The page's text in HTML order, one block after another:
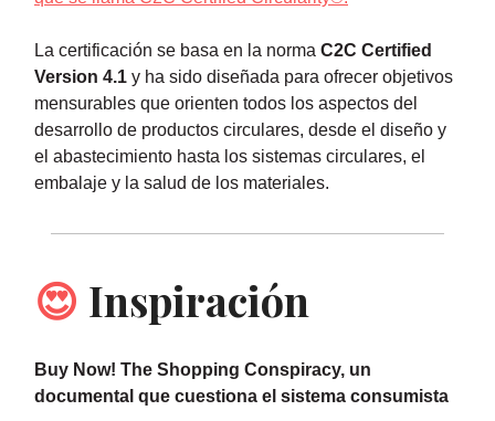
La certificación se basa en la norma C2C Certified
Version 4.1 y ha sido diseñada para ofrecer objetivos
mensurables que orienten todos los aspectos del
desarrollo de productos circulares, desde el diseño y
el abastecimiento hasta los sistemas circulares, el
embalaje y la salud de los materiales.
😍 Inspiración
Buy Now! The Shopping Conspiracy, un
documental que cuestiona el sistema consumista